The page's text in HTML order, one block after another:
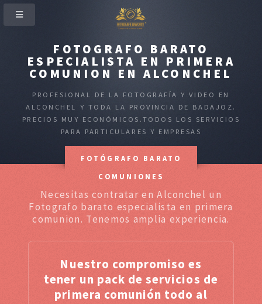
FOTOGRAFO BARATO
ESPECIALISTA EN PRIMERA
COMUNION EN ALCONCHEL
PROFESIONAL DE LA FOTOGRAFÍA Y VIDEO EN
ALCONCHEL Y TODA LA PROVINCIA DE BADAJOZ.
PRECIOS MUY ECONÓMICOS.TODOS LOS SERVICIOS
PARA PARTICULARES Y EMPRESAS
FOTÓGRAFO BARATO
COMUNIONES
Necesitas contratar en Alconchel un
Fotografo barato especialista en primera
comunion. Tenemos amplia experiencia.
Nuestro compromiso es
tener un pack de servicios de
primera comunión todo al